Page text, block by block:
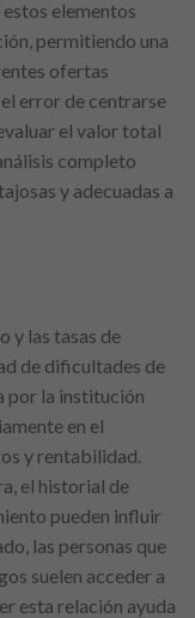
elementos
permitiendo una
ofertas
error de centrarse
el valor total
completo
y adecuadas a
y las tasas de
de dificultades de
por la institución
en el
y rentabilidad.
el historial de
pueden influir
las personas que
suelen acceder a
esta relación ayuda